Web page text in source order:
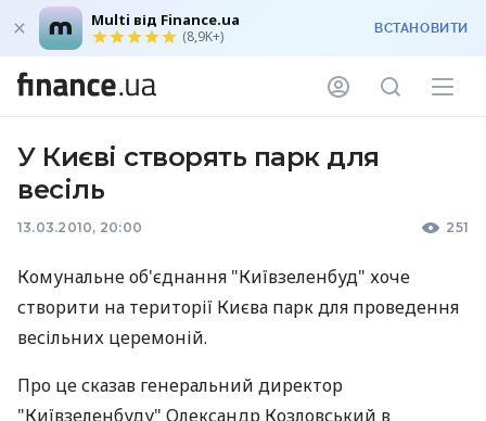
Multi від Finance.ua
(8,9K+) ВСТАНОВИТИ
У Києві створять парк для
весіль
13.03.2010, 20:00 251
Комунальне об'єднання "Київзеленбуд" хоче
створити на території Києва парк для проведення
весільних церемоній.
Про це сказав генеральний директор
"Київзеленбуду" Олександр Козловський в